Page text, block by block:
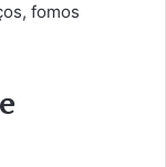
fomos